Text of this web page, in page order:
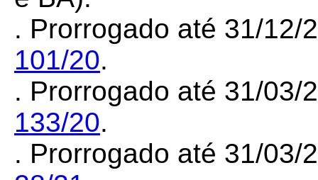
. Prorrogado até 31/12/
101/20.
. Prorrogado até 31/03/
133/20.
. Prorrogado até 31/03/